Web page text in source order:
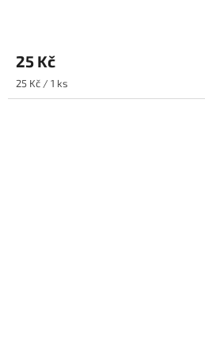
25 Kč
Měrná
cena:
25 Kč / 1 ks